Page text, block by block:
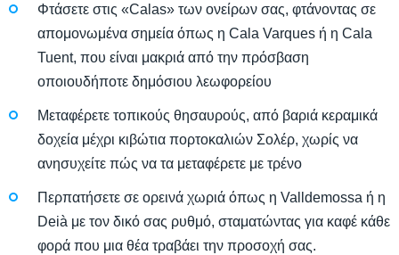
Φτάσετε στις «Calas» των ονείρων σας, φτάνοντας σε
απομονωμένα σημεία όπως η Cala Varques ή η Cala
Tuent, που είναι μακριά από την πρόσβαση
οποιουδήποτε δημόσιου λεωφορείου
Μεταφέρετε τοπικούς θησαυρούς, από βαριά κεραμικά
δοχεία μέχρι κιβώτια πορτοκαλιών Σολέρ, χωρίς να
ανησυχείτε πώς να τα μεταφέρετε με τρένο
Περπατήσετε σε ορεινά χωριά όπως η Valldemossa ή η
Deià με τον δικό σας ρυθμό, σταματώντας για καφέ κάθε
φορά που μια θέα τραβάει την προσοχή σας.